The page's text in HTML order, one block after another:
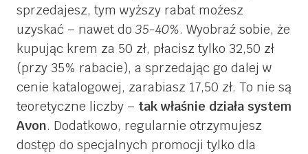
sprzedajesz, tym wyższy rabat możesz
uzyskać – nawet do 35-40%. Wyobraź sobie, że
kupując krem za 50 zł, płacisz tylko 32,50 zł
(przy 35% rabacie), a sprzedając go dalej w
cenie katalogowej, zarabiasz 17,50 zł. To nie są
teoretyczne liczby – tak właśnie działa system
Avon. Dodatkowo, regularnie otrzymujesz
dostęp do specjalnych promocji tylko dla